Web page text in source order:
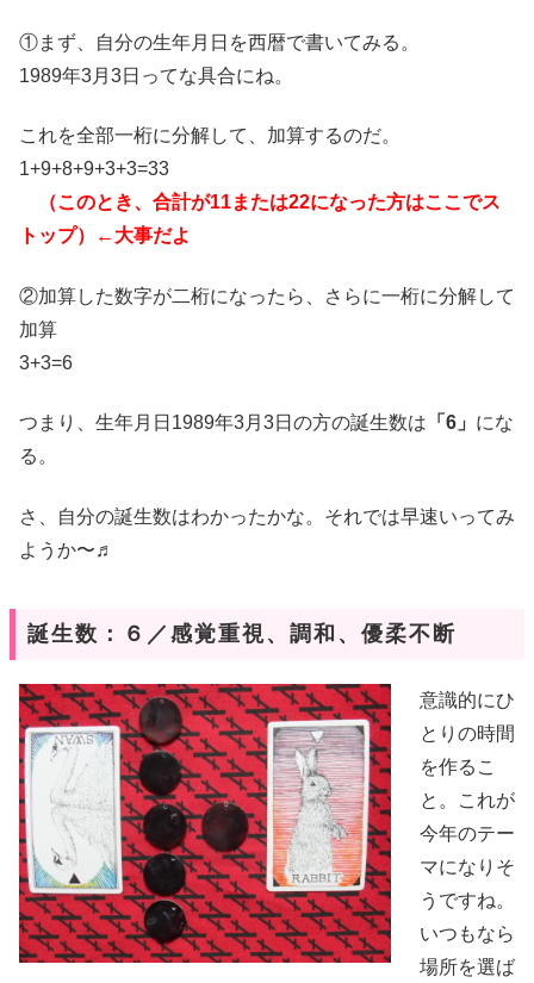
①まず、自分の生年月日を西暦で書いてみる。
1989年3月3日ってな具合にね。
これを全部一桁に分解して、加算するのだ。
1+9+8+9+3+3=33
（このとき、合計が11または22になった方はここでス
トップ）←大事だよ
②加算した数字が二桁になったら、さらに一桁に分解して
加算
3+3=6
つまり、生年月日1989年3月3日の方の誕生数は 「6」 にな
る。
さ、自分の誕生数はわかったかな。それでは早速いってみ
ようか〜♬
誕生数：６／感覚重視、調和、優柔不断
意識的にひ
とりの時間
を作るこ
と。これが
今年のテー
マになりそ
うですね。
いつもなら
場所を選ば